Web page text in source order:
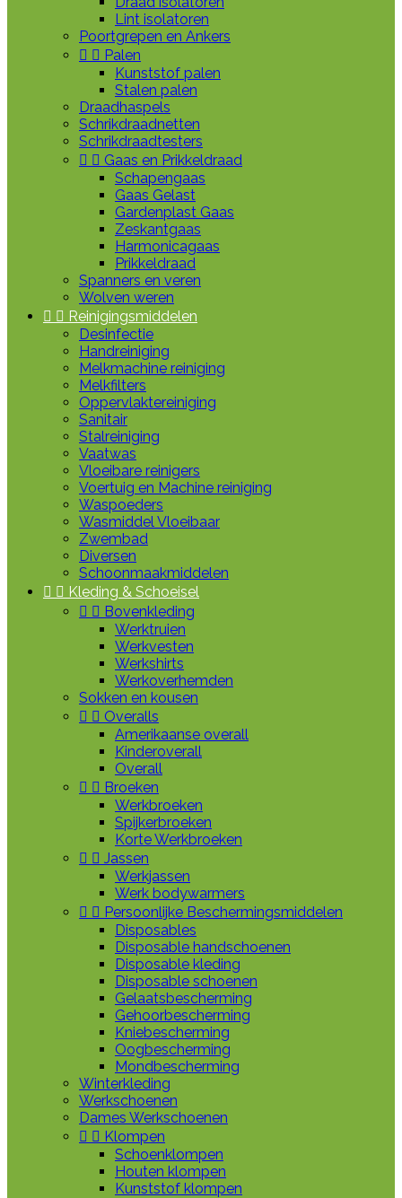
Lint isolatoren
Poortgrepen en Ankers
  Palen
Kunststof palen
Stalen palen
Draadhaspels
Schrikdraadnetten
Schrikdraadtesters
  Gaas en Prikkeldraad
Schapengaas
Gaas Gelast
Gardenplast Gaas
Zeskantgaas
Harmonicagaas
Prikkeldraad
Spanners en veren
Wolven weren
  Reinigingsmiddelen
Desinfectie
Handreiniging
Melkmachine reiniging
Melkfilters
Oppervlaktereiniging
Sanitair
Stalreiniging
Vaatwas
Vloeibare reinigers
Voertuig en Machine reiniging
Waspoeders
Wasmiddel Vloeibaar
Zwembad
Diversen
Schoonmaakmiddelen
  Kleding & Schoeisel
  Bovenkleding
Werktruien
Werkvesten
Werkshirts
Werkoverhemden
Sokken en kousen
  Overalls
Amerikaanse overall
Kinderoverall
Overall
  Broeken
Werkbroeken
Spijkerbroeken
Korte Werkbroeken
  Jassen
Werkjassen
Werk bodywarmers
  Persoonlijke Beschermingsmiddelen
Disposables
Disposable handschoenen
Disposable kleding
Disposable schoenen
Gelaatsbescherming
Gehoorbescherming
Kniebescherming
Oogbescherming
Mondbescherming
Winterkleding
Werkschoenen
Dames Werkschoenen
  Klompen
Schoenklompen
Houten klompen
Kunststof klompen